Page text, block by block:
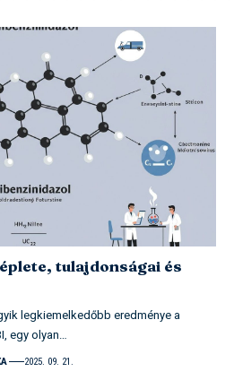
tulajdonságai és
legkiemelkedőbb eredménye a
egy olyan…
2025. 09. 21.